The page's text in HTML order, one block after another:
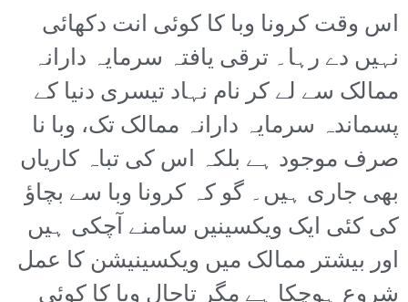
اس وقت کرونا وبا کا کوئی انت دکھائی
نہیں دے رہا۔ ترقی یافتہ سرمایہ دارانہ
ممالک سے لے کر نام نہاد تیسری دنیا کے
پسماندہ سرمایہ دارانہ ممالک تک، وبا نا
صرف موجود ہے بلکہ اس کی تباہ کاریاں
بھی جاری ہیں۔ گو کہ کرونا وبا سے بچاؤ
کی کئی ایک ویکسینیں سامنے آچکی ہیں
اور بیشتر ممالک میں ویکسینیشن کا عمل